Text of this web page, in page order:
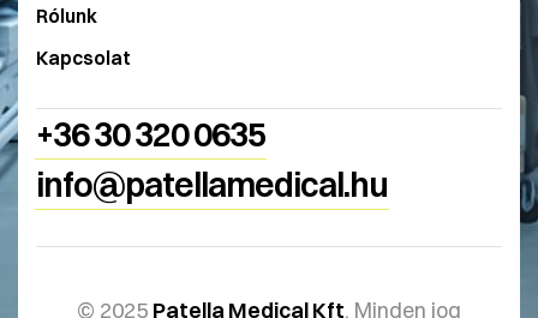
Rólunk
Kapcsolat
+36 30 320 0635
info@patellamedical.hu
© 2025 Patella Medical Kft. Minden jog